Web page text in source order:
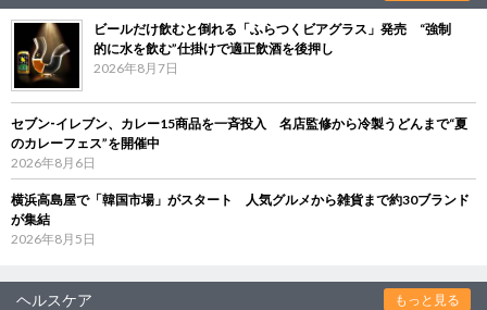
ビールだけ飲むと倒れる「ふらつくビアグラス」発売 “強制
的に水を飲む”仕掛けで適正飲酒を後押し
2026年8月7日
セブン‐イレブン、カレー15商品を一斉投入 名店監修から冷製うどんまで“夏
のカレーフェス”を開催中
2026年8月6日
横浜高島屋で「韓国市場」がスタート 人気グルメから雑貨まで約30ブランド
が集結
2026年8月5日
ヘルスケア もっと見る